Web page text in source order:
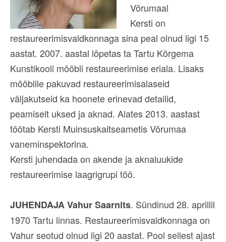
Võrumaal
Kersti on
restaureerimisvaldkonnaga sina peal olnud ligi 15
aastat. 2007. aastal lõpetas ta Tartu Kõrgema
Kunstikooli mööbli restaureerimise eriala. Lisaks
mööblile pakuvad restaureerimisalaseid
väljakutseid ka hoonete erinevad detailid,
peamiselt uksed ja aknad. Alates 2013. aastast
töötab Kersti Muinsuskaitseametis Võrumaa
vaneminspektorina.
Kersti juhendada on akende ja aknaluukide
restaureerimise laagrigrupi töö.
JUHENDAJA Vahur Saarnits. Sündinud 28. aprillil
1970 Tartu linnas. Restaureerimisvaldkonnaga on
Vahur seotud olnud ligi 20 aastat. Pool sellest ajast